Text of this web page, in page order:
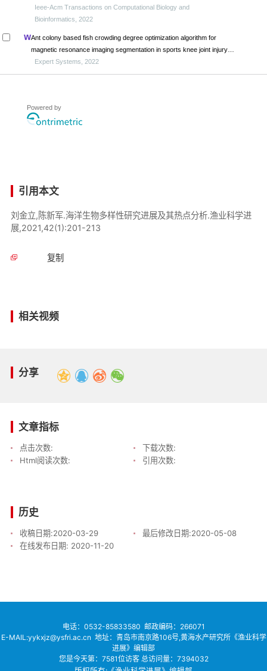
Ieee-Acm Transactions on Computational Biology and
Bioinformatics, 2022
Ant colony based fish crowding degree optimization algorithm for
magnetic resonance imaging segmentation in sports knee joint injury
assessment
Expert Systems, 2022
Powered by
引用本文
刘金立,陈新军.海洋生物多样性研究进展及其热点分析.渔业科学进
展,2021,42(1):201-213
复制
相关视频
分享
文章指标
点击次数:
下载次数:
Html阅读次数:
引用次数:
历史
收稿日期:2020-03-29 最后修改日期:2020-05-08
在线发布日期: 2020-11-20
电话： 0532-85833580 邮政编码：266071
E-MAIL:yykxjz@ysfri.ac.cn 地址：青岛市南京路106号,黄海水产研究所《渔业科学
进展》编辑部
您是今天第： 7581位访客 总访问量： 7394032